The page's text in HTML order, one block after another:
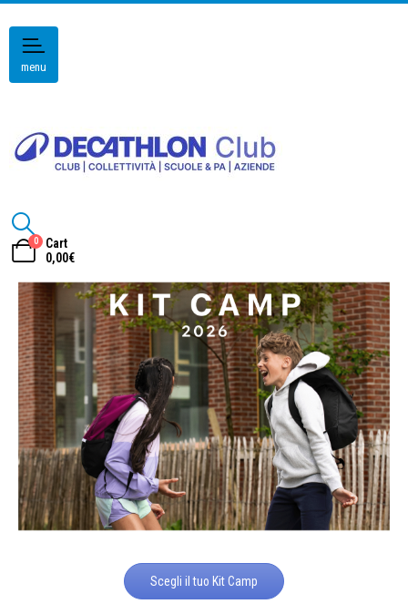
menu
0
Cart
0,00€
Scegli il tuo Kit Camp